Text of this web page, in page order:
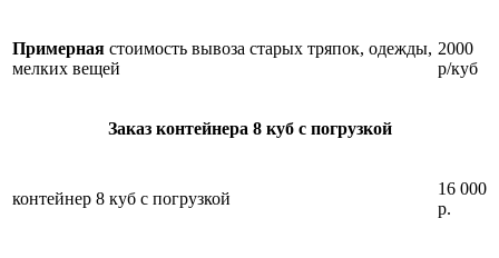
Примерная стоимость вывоза старых тряпок, одежды,
мелких вещей
2000
р/куб
Заказ контейнера 8 куб с погрузкой
контейнер 8 куб с погрузкой
16 000
р.